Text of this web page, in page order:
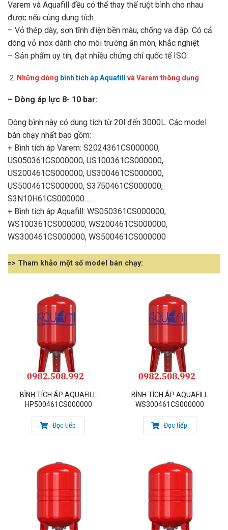
Varem và Aquafill đều có thể thay thế ruột bình cho nhau
được nếu cùng dung tích.
– Vỏ thép dày, sơn tĩnh điện bền màu, chống va đập. Có cả
dòng vỏ inox dành cho môi trường ăn mòn, khắc nghiệt
– Sản phẩm uy tín, đạt nhiều chứng chỉ quốc tế ISO
Những dòng bình tích áp Aquafill và Varem thông dụng
– Dòng áp lực 8- 10 bar:
Dòng bình này có dung tích từ 20l đến 3000L. Các model
bán chạy nhất bao gồm:
+ Bình tích áp Varem: S2024361CS000000,
US050361CS000000, US100361CS000000,
US200461CS000000, US300461CS000000,
US500461CS000000, S3750461CS000000,
S3N10H61CS000000….
+ Bình tích áp Aquafill: WS050361CS000000,
WS100361CS000000, WS200461CS000000,
WS300461CS000000, WS500461CS000000
=> Tham khảo một số model bán chạy:
BÌNH TÍCH ÁP AQUAFILL
HP500461CS000000
Đọc tiếp
BÌNH TÍCH ÁP AQUAFILL
WS300461CS000000
Đọc tiếp